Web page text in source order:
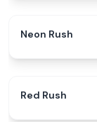
Neon Rush
Red Rush